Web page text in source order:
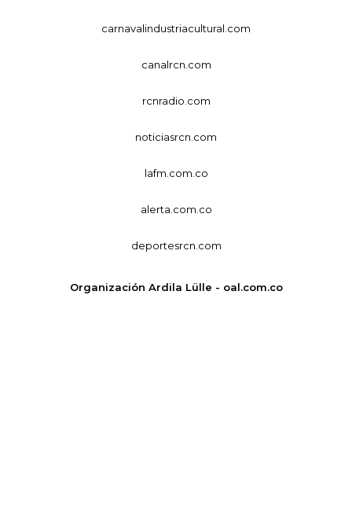
carnavalindustriacultural.com
canalrcn.com
rcnradio.com
noticiasrcn.com
lafm.com.co
alerta.com.co
deportesrcn.com
Organización Ardila Lülle - oal.com.co